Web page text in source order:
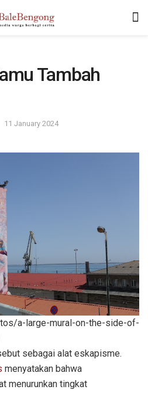
Tambah
11 January 2024
a-large-mural-on-the-side-of-
sebagai alat eskapisme.
menyatakan bahwa
menurunkan tingkat